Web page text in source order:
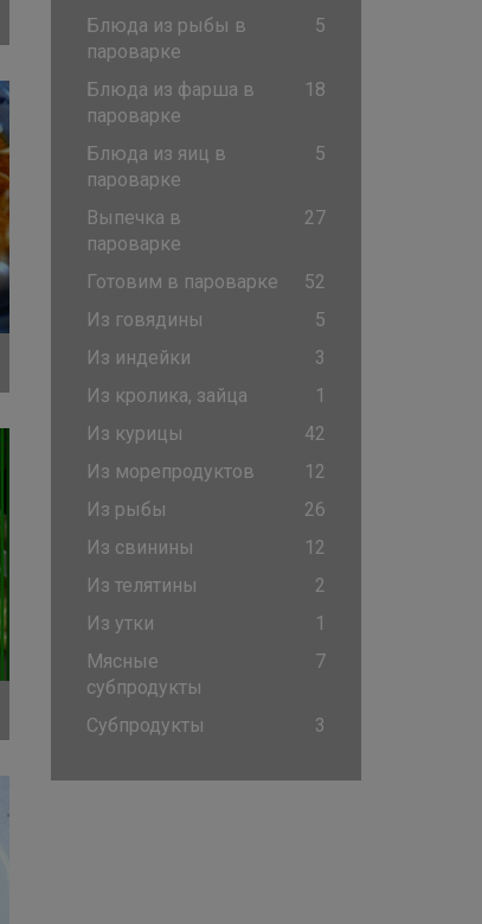
Блюда из рыбы в
пароварке
5
Блюда из фарша в
пароварке
18
Блюда из яиц в
пароварке
5
Выпечка в
пароварке
27
Готовим в пароварке
52
Из говядины
5
Из индейки
3
Из кролика, зайца
1
Из курицы
42
Из морепродуктов
12
Из рыбы
26
Из свинины
12
Из телятины
2
Из утки
1
Мясные
субпродукты
7
Субпродукты 3